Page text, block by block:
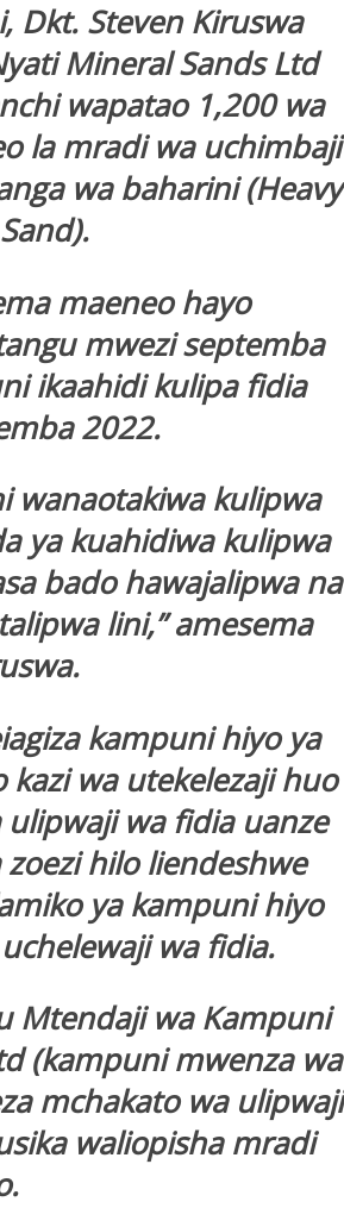
Dkt. Steven Kiruswa
Mineral Sands Ltd
wapatao 1,200 wa
la mradi wa uchimbaji
wa baharini (Heavy
maeneo hayo
mwezi septemba
ikaahidi kulipa fidia
2022.
wanaotakiwa kulipwa
ya kuahidiwa kulipwa
bado hawajalipwa na
lini,” amesema
kampuni hiyo ya
wa utekelezaji huo
wa fidia uanze
hilo liendeshwe
ya kampuni hiyo
wa fidia.
Mtendaji wa Kampuni
(kampuni mwenza wa
mchakato wa ulipwaji
waliopisha mradi